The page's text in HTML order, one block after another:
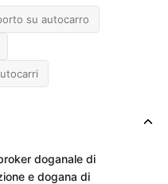
su autocarro
doganale di
e dogana di